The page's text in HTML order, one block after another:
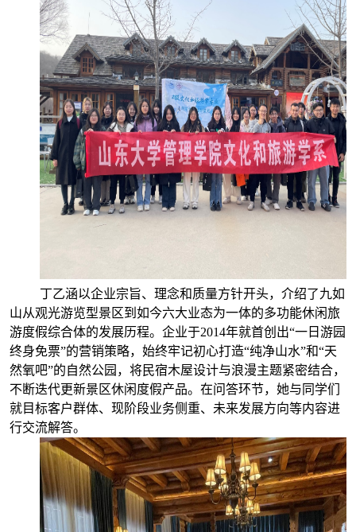
丁乙涵以企业宗旨、理念和质量方针开头，介绍了九如
山从观光游览型景区到如今六大业态为一体的多功能休闲旅
游度假综合体的发展历程。企业于2014年就首创出“一日游园
终身免票”的营销策略，始终牢记初心打造“纯净山水”和“天
然氧吧”的自然公园，将民宿木屋设计与浪漫主题紧密结合，
不断迭代更新景区休闲度假产品。在问答环节，她与同学们
就目标客户群体、现阶段业务侧重、未来发展方向等内容进
行交流解答。